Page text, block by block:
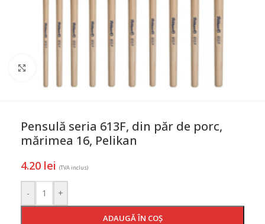
Pensulă seria 613F, din păr de porc,
mărimea 16, Pelikan
4.20 lei (TVA inclus)
- +
ADAUGĂ ÎN COȘ